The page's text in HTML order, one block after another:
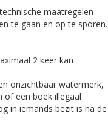
maatregelen
te gaan en op te sporen.
2 keer kan
onzichtbaar watermerk,
of een boek illegaal
in iemands bezit is na de